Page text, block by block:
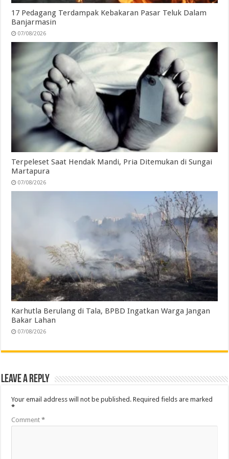
17 Pedagang Terdampak Kebakaran Pasar Teluk Dalam
Banjarmasin
07/08/2026
Terpeleset Saat Hendak Mandi, Pria Ditemukan di Sungai
Martapura
07/08/2026
Karhutla Berulang di Tala, BPBD Ingatkan Warga Jangan
Bakar Lahan
07/08/2026
Leave a Reply
Your email address will not be published. Required fields are marked
*
Comment*